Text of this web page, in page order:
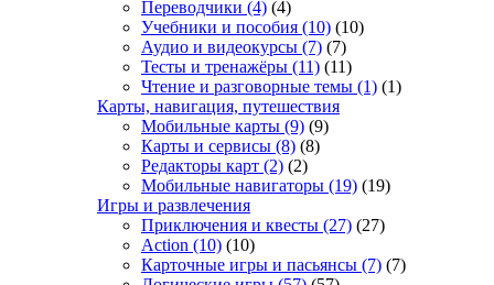
Переводчики (4) (4)
Учебники и пособия (10) (10)
Аудио и видеокурсы (7) (7)
Тесты и тренажёры (11) (11)
Чтение и разговорные темы (1) (1)
Карты, навигация, путешествия
Мобильные карты (9) (9)
Карты и сервисы (8) (8)
Редакторы карт (2) (2)
Мобильные навигаторы (19) (19)
Игры и развлечения
Приключения и квесты (27) (27)
Action (10) (10)
Карточные игры и пасьянсы (7) (7)